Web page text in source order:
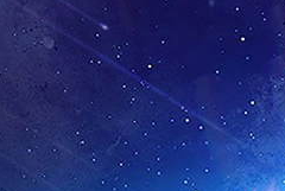
宣传短片